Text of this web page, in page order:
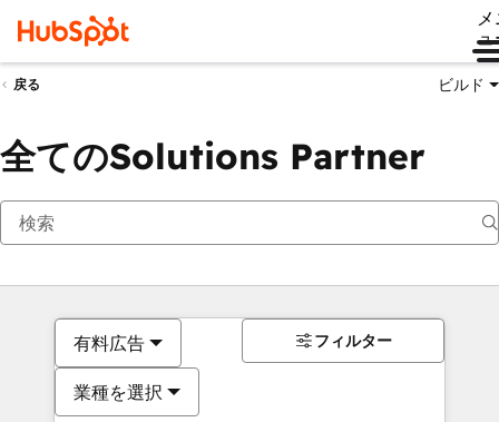
ュ
戻る ビルド
全てのSolutions Partner
有料広告
業種を選択
フィルター